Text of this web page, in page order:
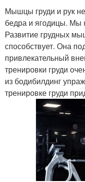
Мышцы груди и рук
бедра и ягодицы. Мы
Развитие грудных
способствует. Она
привлекательный
тренировки груди
из бодибилдинг
тренировке груди